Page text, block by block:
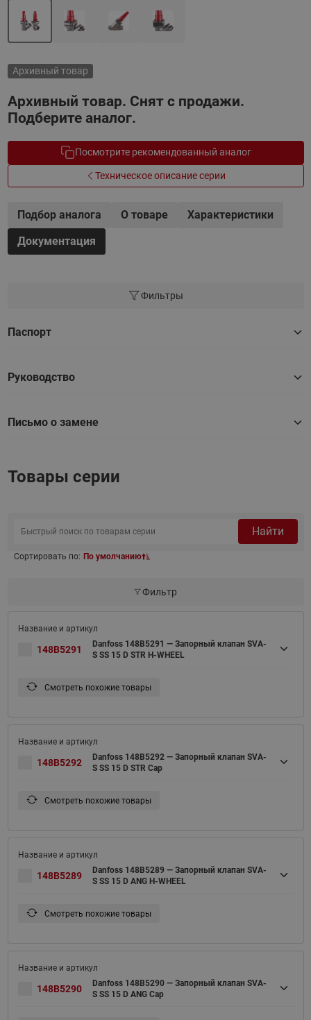
Архивный товар
Архивный товар. Снят с продажи.
Подберите аналог.
Посмотрите рекомендованный аналог
Техническое описание серии
Подбор аналога О товаре
Характеристики
Документация
Фильтры
Паспорт
Руководство
Письмо о замене
Товары серии
Найти
Сортировать по: По умолчанию
Фильтр
148B5291
Danfoss 148B5291 — Запорный клапан SVA-
S SS 15 D STR H-WHEEL
Смотреть похожие товары
148B5292
Danfoss 148B5292 — Запорный клапан SVA-
S SS 15 D STR Cap
Смотреть похожие товары
148B5289
Danfoss 148B5289 — Запорный клапан SVA-
S SS 15 D ANG H-WHEEL
Смотреть похожие товары
148B5290
Danfoss 148B5290 — Запорный клапан SVA-
S SS 15 D ANG Cap